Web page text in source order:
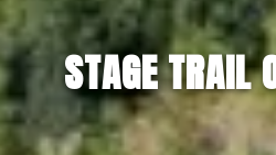
STAGE TRAIL